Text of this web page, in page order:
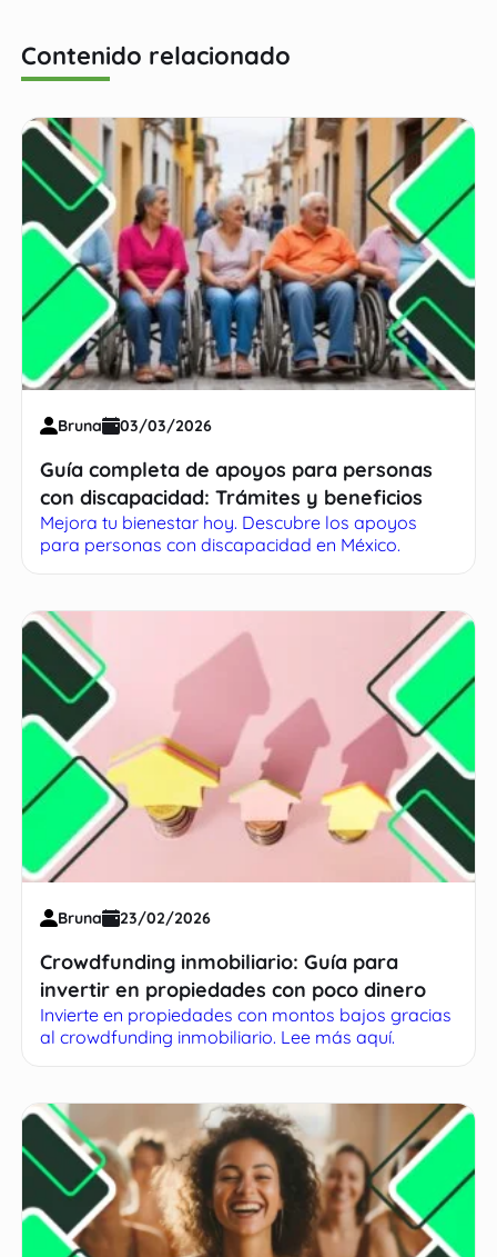
Contenido relacionado
Bruna 03/03/2026
Guía completa de apoyos para personas
con discapacidad: Trámites y beneficios
Mejora tu bienestar hoy. Descubre los apoyos
para personas con discapacidad en México.
Bruna 23/02/2026
Crowdfunding inmobiliario: Guía para
invertir en propiedades con poco dinero
Invierte en propiedades con montos bajos gracias
al crowdfunding inmobiliario. Lee más aquí.